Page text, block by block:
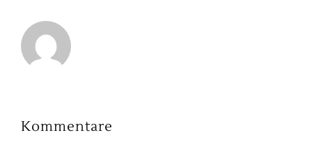
Kommentare